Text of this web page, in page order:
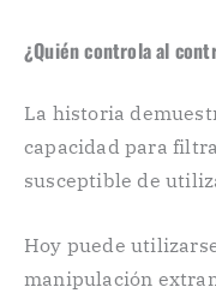
¿Quién controla al
La historia
capacidad para
susceptible de
Hoy puede
manipulación